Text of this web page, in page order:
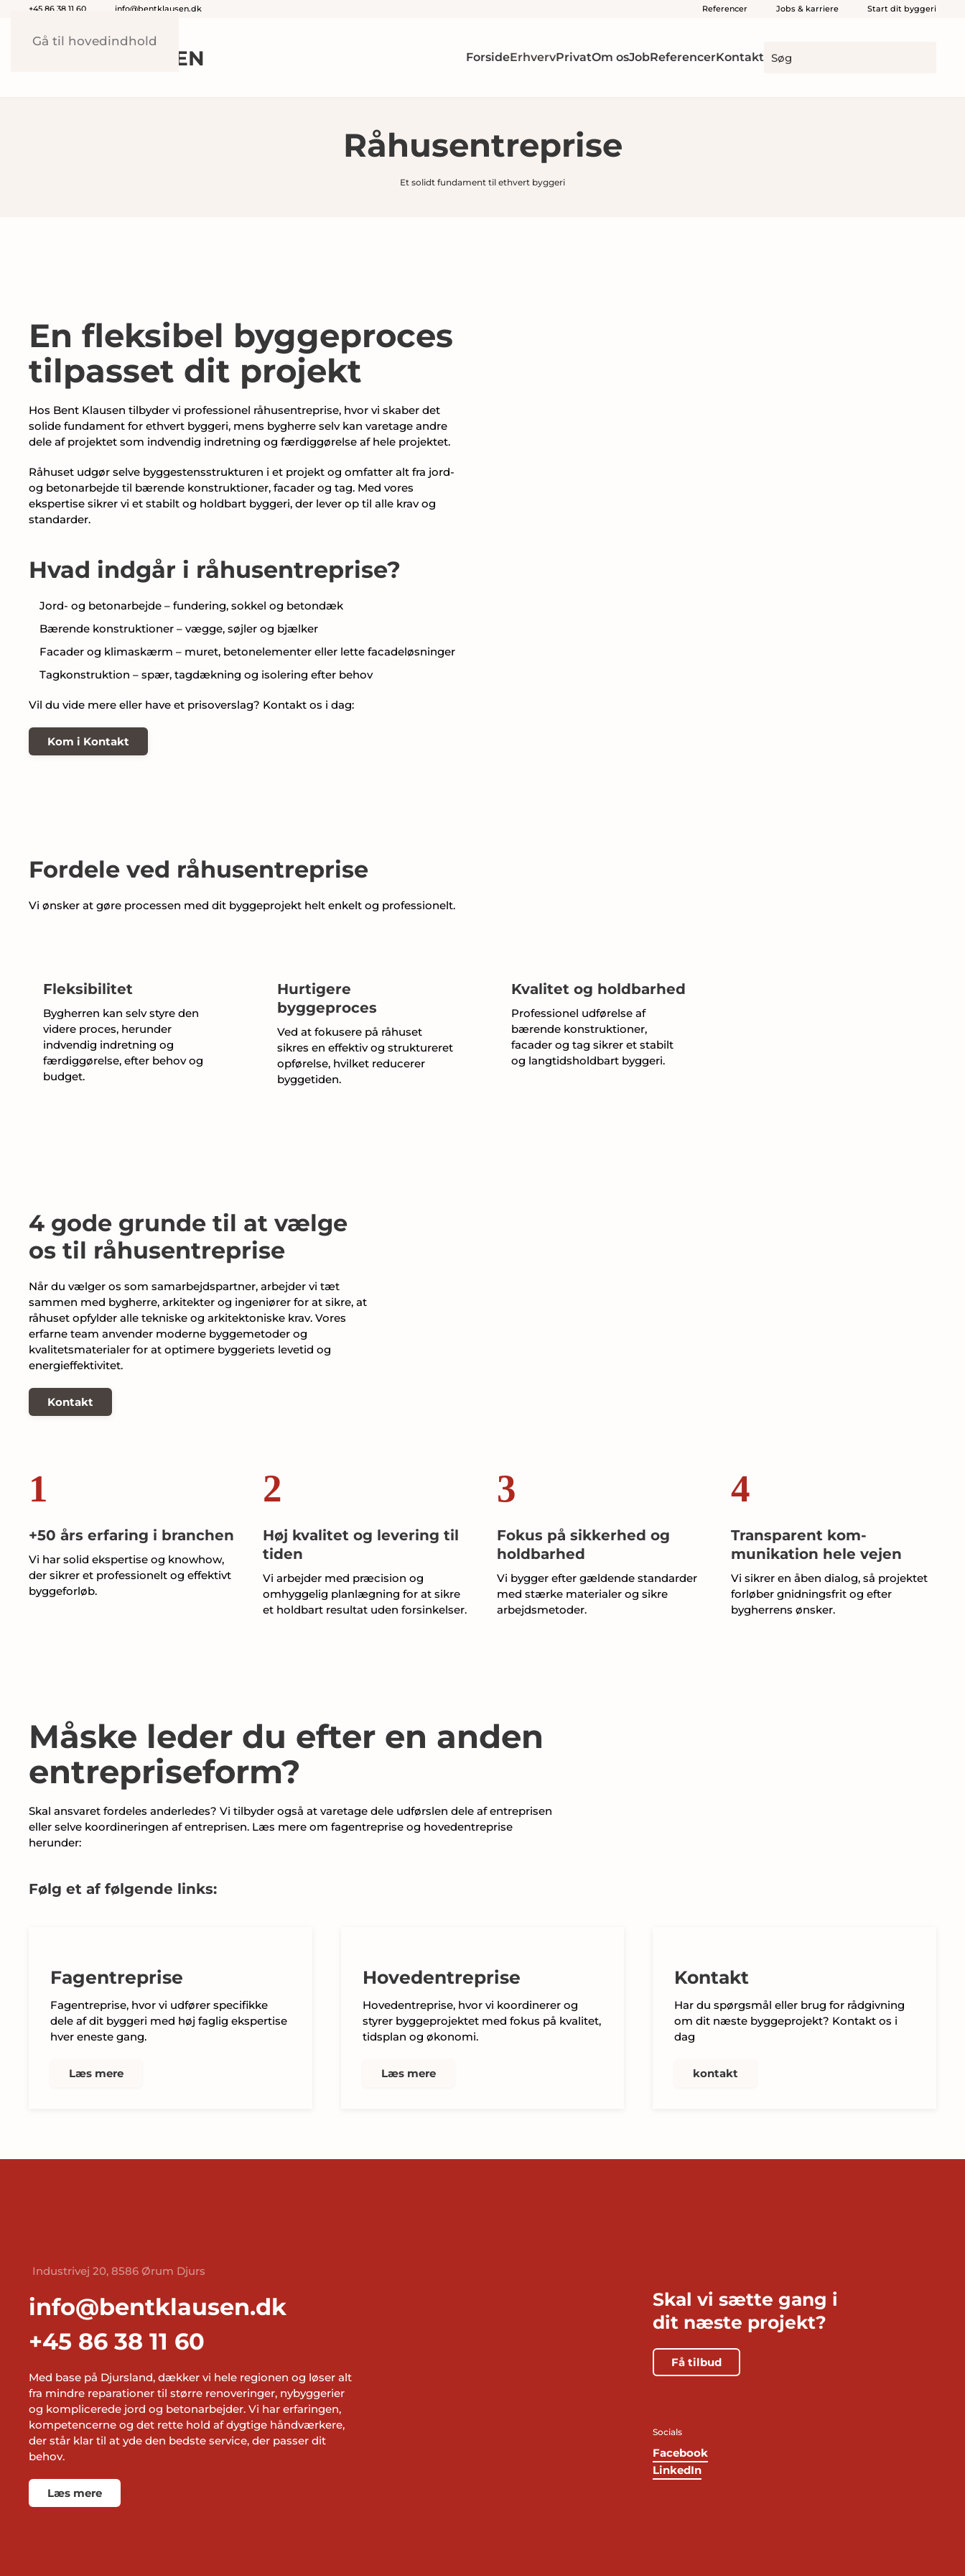
Gå til hovedindhold
+45 86 38 11 60 info@bentklausen.dk Referencer Jobs & karriere Start dit byggeri
ForsideErhvervPrivatOm osJobReferencerKontakt
Råhusentreprise
Et solidt fundament til ethvert byggeri
En fleksibel byggeproces
tilpasset dit projekt
Hos Bent Klausen tilbyder vi professionel råhusentreprise, hvor vi skaber det
solide fundament for ethvert byggeri, mens bygherre selv kan varetage andre
dele af projektet som indvendig indretning og færdiggørelse af hele projektet.
Råhuset udgør selve byggestensstrukturen i et projekt og omfatter alt fra jord-
og betonarbejde til bærende konstruktioner, facader og tag. Med vores
ekspertise sikrer vi et stabilt og holdbart byggeri, der lever op til alle krav og
standarder.
Hvad indgår i råhusentreprise?
Jord- og betonarbejde – fundering, sokkel og betondæk
Bærende konstruktioner – vægge, søjler og bjælker
Facader og klimaskærm – muret, betonelementer eller lette facadeløsninger
Tagkonstruktion – spær, tagdækning og isolering efter behov
Vil du vide mere eller have et prisoverslag? Kontakt os i dag:
Kom i Kontakt
Fordele ved råhusentreprise
Vi ønsker at gøre processen med dit byggeprojekt helt enkelt og professionelt.
Fleksibilitet
Bygherren kan selv styre den
videre proces, herunder
indvendig indretning og
færdiggørelse, efter behov og
budget.
Hurtigere
byggeproces
Ved at fokusere på råhuset
sikres en effektiv og struktureret
opførelse, hvilket reducerer
byggetiden.
Kvalitet og holdbarhed
Professionel udførelse af
bærende konstruktioner,
facader og tag sikrer et stabilt
og langtidsholdbart byggeri.
4 gode grunde til at vælge
os til råhusentreprise
Når du vælger os som samarbejdspartner, arbejder vi tæt
sammen med bygherre, arkitekter og ingeniører for at sikre, at
råhuset opfylder alle tekniske og arkitektoniske krav. Vores
erfarne team anvender moderne byggemetoder og
kvalitetsmaterialer for at optimere byggeriets levetid og
energieffektivitet.
Kontakt
1
+50 års erfaring i branchen
Vi har solid ekspertise og knowhow,
der sikrer et professionelt og effektivt
byggeforløb.
2
Høj kvalitet og levering til
tiden
Vi arbejder med præcision og
omhyggelig planlægning for at sikre
et holdbart resultat uden forsinkelser.
3
Fokus på sikkerhed og
holdbarhed
Vi bygger efter gældende standarder
med stærke materialer og sikre
arbejdsmetoder.
4
Transparent kom­
munikation hele vejen
Vi sikrer en åben dialog, så projektet
forløber gnidningsfrit og efter
bygherrens ønsker.
Måske leder du efter en anden
entrepriseform?
Skal ansvaret fordeles anderledes? Vi tilbyder også at varetage dele udførslen dele af entreprisen
eller selve koordineringen af entreprisen. Læs mere om fagentreprise og hovedentreprise
herunder:
Følg et af følgende links:
Fagentreprise
Fagentreprise, hvor vi udfører specifikke
dele af dit byggeri med høj faglig ekspertise
hver eneste gang.
Læs mere
Hovedentreprise
Hovedentreprise, hvor vi koordinerer og
styrer byggeprojektet med fokus på kvalitet,
tidsplan og økonomi.
Læs mere
Kontakt
Har du spørgsmål eller brug for rådgivning
om dit næste byggeprojekt? Kontakt os i
dag
kontakt
Industrivej 20, 8586 Ørum Djurs
info@bentklausen.dk
+45 86 38 11 60
Med base på Djursland, dækker vi hele regionen og løser alt
fra mindre reparationer til større renoveringer, nybyggerier
og komplicerede jord og betonarbejder. Vi har erfaringen,
kompetencerne og det rette hold af dygtige håndværkere,
der står klar til at yde den bedste service, der passer dit
behov.
Læs mere
Skal vi sætte gang i
dit næste projekt?
Få tilbud
Socials
Facebook
LinkedIn